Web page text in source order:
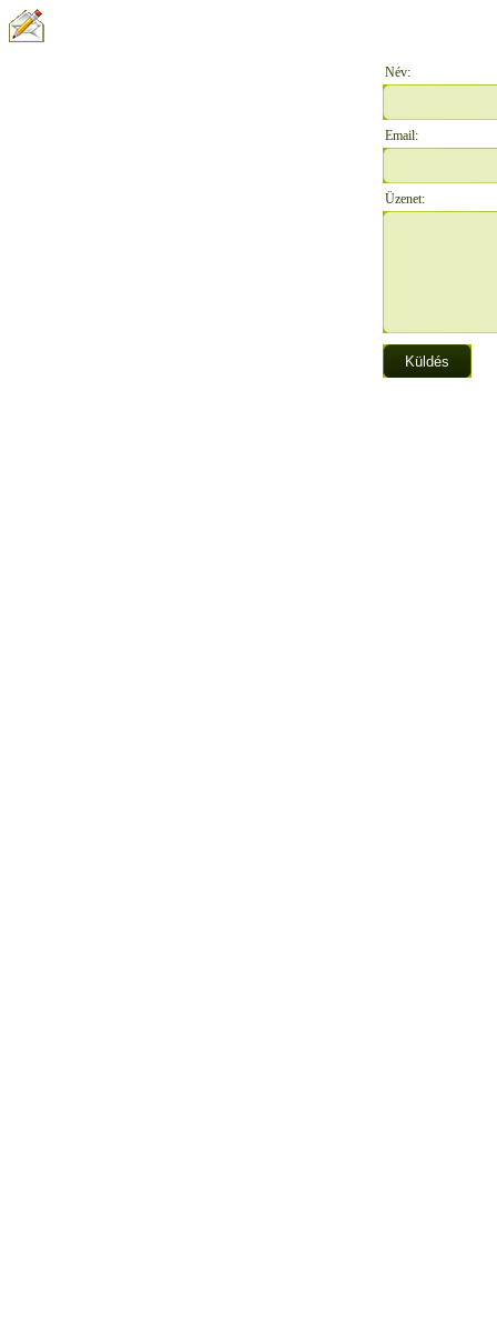
Név:
Email:
Üzenet: